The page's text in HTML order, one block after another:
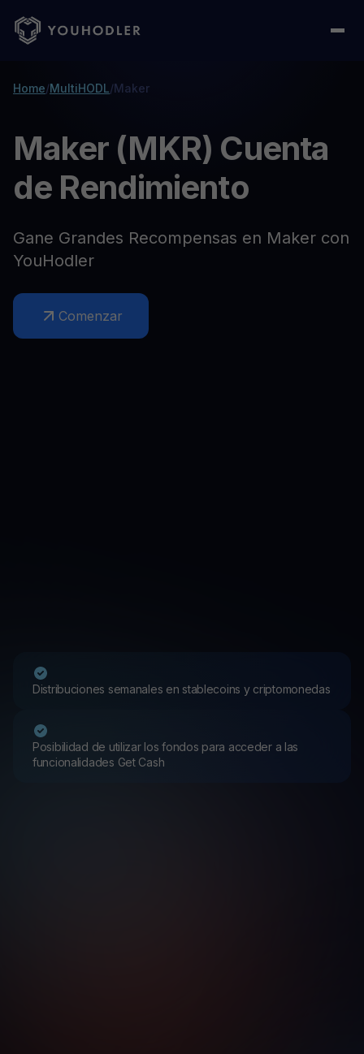
Home/MultiHODL/Maker
Maker (MKR) Cuenta
de Rendimiento
Gane Grandes Recompensas en Maker con
YouHodler
Comenzar
Distribuciones semanales en stablecoins y criptomonedas
Posibilidad de utilizar los fondos para acceder a las
funcionalidades Get Cash